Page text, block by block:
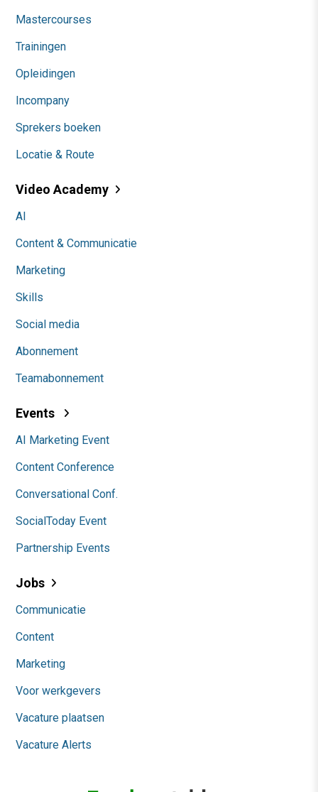
Mastercourses
Trainingen
Opleidingen
Incompany
Sprekers boeken
Locatie & Route
Video Academy
AI
Content & Communicatie
Marketing
Skills
Social media
Abonnement
Teamabonnement
Events
AI Marketing Event
Content Conference
Conversational Conf.
SocialToday Event
Partnership Events
Jobs
Communicatie
Content
Marketing
Voor werkgevers
Vacature plaatsen
Vacature Alerts